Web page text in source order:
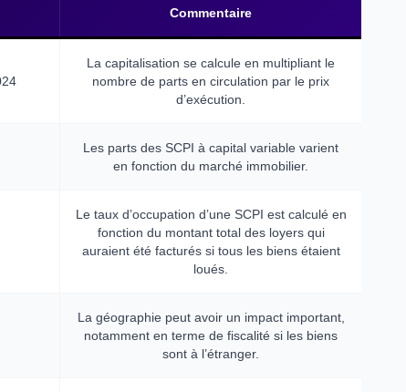
Commentaire
La capitalisation se calcule en multipliant le
nombre de parts en circulation par le prix
d’exécution.
Les parts des SCPI à capital variable varient
en fonction du marché immobilier.
Le taux d’occupation d’une SCPI est calculé en
fonction du montant total des loyers qui
auraient été facturés si tous les biens étaient
loués.
La géographie peut avoir un impact important,
notamment en terme de fiscalité si les biens
sont à l’étranger.